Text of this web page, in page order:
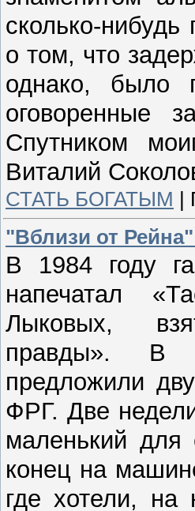
сколько-
о том, что
однако, было
оговоренные
Спутником
Виталий
СТАТЬ БОГАТЫМ
"Вблизи от
В 1984 году
напечатал
Лыковых,
правды». В
предложили
ФРГ. Две
маленький для
конец на
где хотели, на